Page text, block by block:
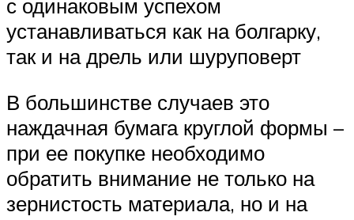
с одинаковым успехом
устанавливаться как на болгарку,
так и на дрель или шуруповерт
В большинстве случаев это
наждачная бумага круглой формы –
при ее покупке необходимо
обратить внимание не только на
зернистость материала, но и на